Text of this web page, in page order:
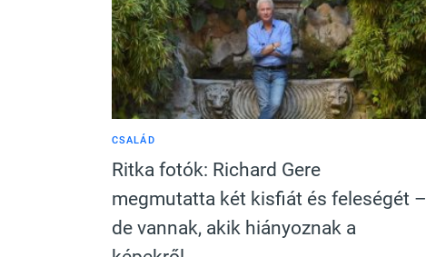
CSALÁD
Ritka fotók: Richard Gere
megmutatta két kisfiát és feleségét –
de vannak, akik hiányoznak a